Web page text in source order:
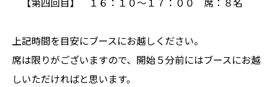
上記時間を目安にブースにお越しください。
席は限りがございますので、開始５分前にはブースにお越
しいただければと思います。